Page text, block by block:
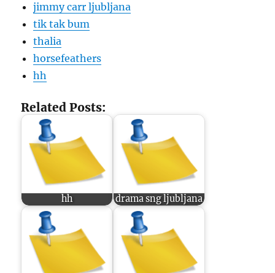
jimmy carr ljubljana
tik tak bum
thalia
horsefeathers
hh
Related Posts:
hh drama sng ljubljana